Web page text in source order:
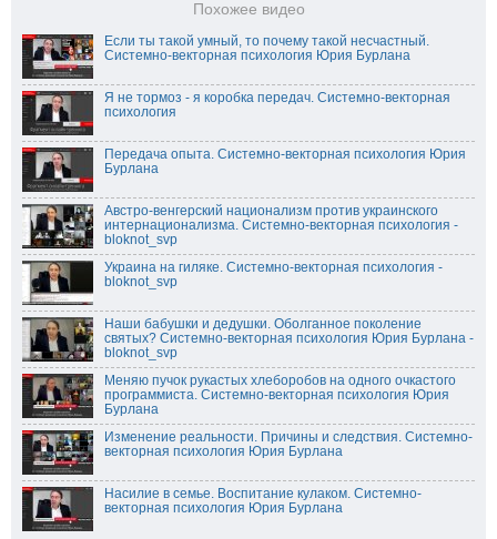
Похожее видео
Если ты такой умный, то почему такой несчастный.
Системно-векторная психология Юрия Бурлана
Я не тормоз - я коробка передач. Системно-векторная
психология
Передача опыта. Системно-векторная психология Юрия
Бурлана
Австро-венгерский национализм против украинского
интернационализма. Системно-векторная психология -
bloknot_svp
Украина на гиляке. Системно-векторная психология -
bloknot_svp
Наши бабушки и дедушки. Оболганное поколение
святых? Системно-векторная психология Юрия Бурлана -
bloknot_svp
Меняю пучок рукастых хлеборобов на одного очкастого
программиста. Системно-векторная психология Юрия
Бурлана
Изменение реальности. Причины и следствия. Системно-
векторная психология Юрия Бурлана
Насилие в семье. Воспитание кулаком. Системно-
векторная психология Юрия Бурлана